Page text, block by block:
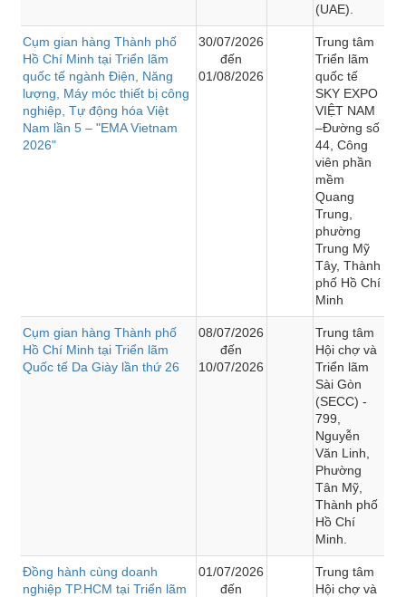
(UAE).
Cụm gian hàng Thành phố
Hồ Chí Minh tại Triển lãm
quốc tế ngành Điện, Năng
lượng, Máy móc thiết bị công
nghiệp, Tự động hóa Việt
Nam lần 5 – "EMA Vietnam
2026"
30/07/2026
đến
01/08/2026
Trung tâm
Triển lãm
quốc tế
SKY EXPO
VIỆT NAM
–Đường số
44, Công
viên phần
mềm
Quang
Trung,
phường
Trung Mỹ
Tây, Thành
phố Hồ Chí
Minh
Cụm gian hàng Thành phố
Hồ Chí Minh tại Triển lãm
Quốc tế Da Giày lần thứ 26
08/07/2026
đến
10/07/2026
Trung tâm
Hội chợ và
Triển lãm
Sài Gòn
(SECC) -
799,
Nguyễn
Văn Linh,
Phường
Tân Mỹ,
Thành phố
Hồ Chí
Minh.
Đồng hành cùng doanh
nghiệp TP.HCM tại Triển lãm
01/07/2026
đến
Trung tâm
Hội chợ và